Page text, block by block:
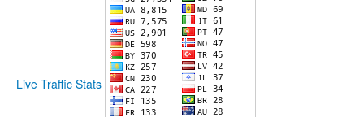
Live Traffic Stats